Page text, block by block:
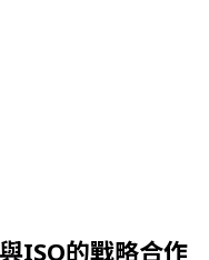
ISO的戰略合作